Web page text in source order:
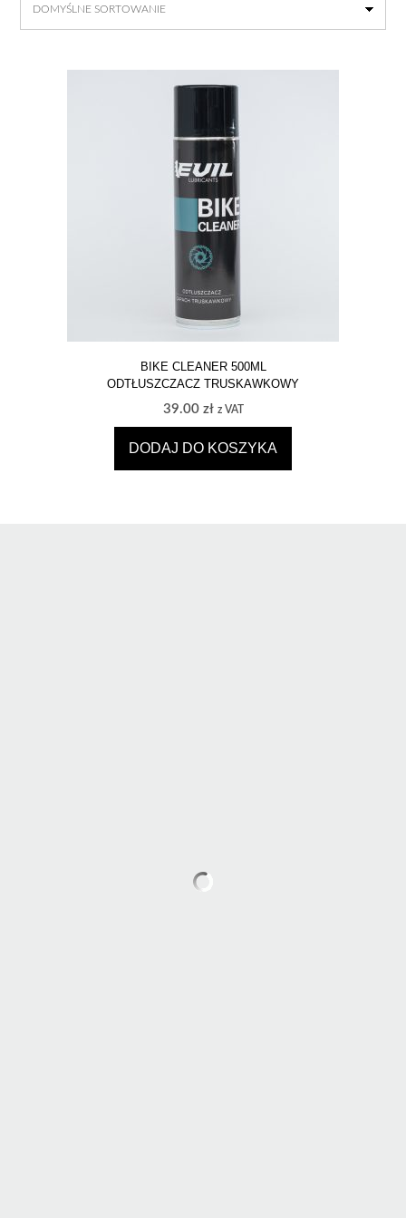
BIKE CLEANER 500ML
ODTŁUSZCZACZ TRUSKAWKOWY
39.00 zł z VAT
DODAJ DO KOSZYKA